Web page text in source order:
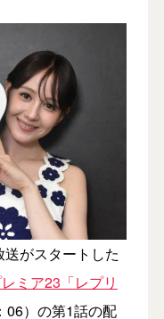
がスタートした
ミア23「レプリ
06）の第1話の配